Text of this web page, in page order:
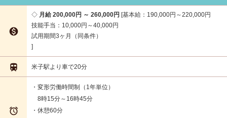

月給 200,000円 ～ 260,000円 基本給：190,000円～220,000円
技能手当：10,000円～40,000円
試用期間3ヶ月（同条件）
 米子駅より車で20分

・変形労働時間制（1年単位）
8時15分～16時45分
・休憩60分